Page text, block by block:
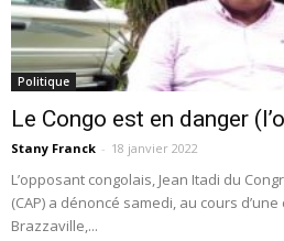
Politique
Le Congo est en danger
Stany Franck - 18 janvier 2022
L’opposant congolais, Jean Itadi du
(CAP) a dénoncé samedi, au cours
Brazzaville,...